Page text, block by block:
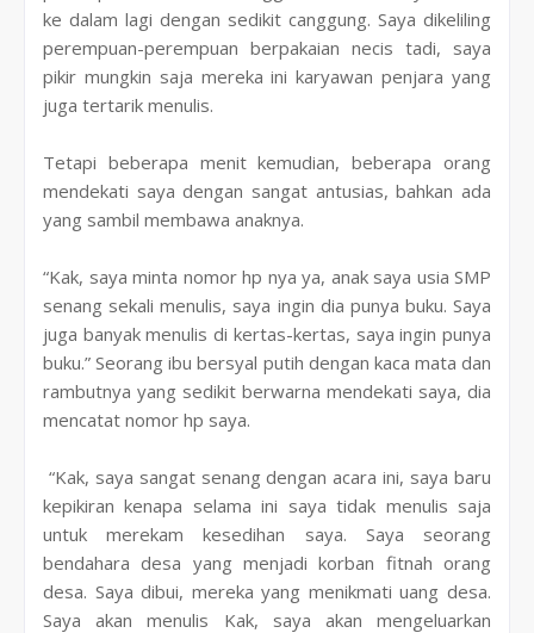
ke dalam lagi dengan sedikit canggung. Saya dikeliling
perempuan-perempuan berpakaian necis tadi, saya
pikir mungkin saja mereka ini karyawan penjara yang
juga tertarik menulis.
Tetapi beberapa menit kemudian, beberapa orang
mendekati saya dengan sangat antusias, bahkan ada
yang sambil membawa anaknya.
“Kak, saya minta nomor hp nya ya, anak saya usia SMP
senang sekali menulis, saya ingin dia punya buku. Saya
juga banyak menulis di kertas-kertas, saya ingin punya
buku.” Seorang ibu bersyal putih dengan kaca mata dan
rambutnya yang sedikit berwarna mendekati saya, dia
mencatat nomor hp saya.
“Kak, saya sangat senang dengan acara ini, saya baru
kepikiran kenapa selama ini saya tidak menulis saja
untuk merekam kesedihan saya. Saya seorang
bendahara desa yang menjadi korban fitnah orang
desa. Saya dibui, mereka yang menikmati uang desa.
Saya akan menulis Kak, saya akan mengeluarkan